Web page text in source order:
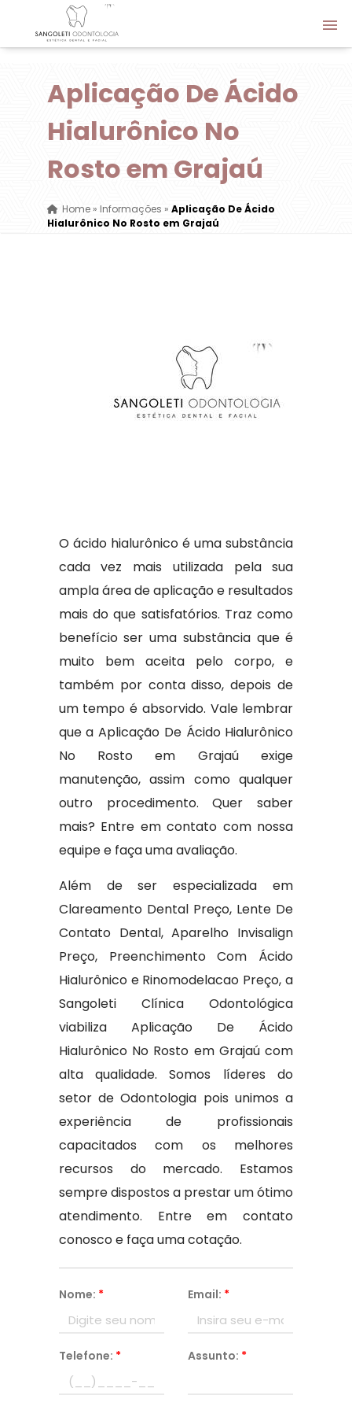
Aplicação De Ácido
Hialurônico No
Rosto em Grajaú
Home» Informações » Aplicação De Ácido
Hialurônico No Rosto em Grajaú
O ácido hialurônico é uma substância
cada vez mais utilizada pela sua
ampla área de aplicação e resultados
mais do que satisfatórios. Traz como
benefício ser uma substância que é
muito bem aceita pelo corpo, e
também por conta disso, depois de
um tempo é absorvido. Vale lembrar
que a Aplicação De Ácido Hialurônico
No Rosto em Grajaú exige
manutenção, assim como qualquer
outro procedimento. Quer saber
mais? Entre em contato com nossa
equipe e faça uma avaliação.
Além de ser especializada em
Clareamento Dental Preço, Lente De
Contato Dental, Aparelho Invisalign
Preço, Preenchimento Com Ácido
Hialurônico e Rinomodelacao Preço, a
Sangoleti Clínica Odontológica
viabiliza Aplicação De Ácido
Hialurônico No Rosto em Grajaú com
alta qualidade. Somos líderes do
setor de Odontologia pois unimos a
experiência de profissionais
capacitados com os melhores
recursos do mercado. Estamos
sempre dispostos a prestar um ótimo
atendimento. Entre em contato
conosco e faça uma cotação.
Nome: * Email: *
Telefone: * Assunto: *